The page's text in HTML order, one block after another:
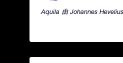
Aquila 由 Johannes